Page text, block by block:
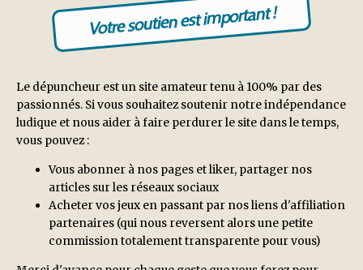
Votre soutien est important !
Le dépuncheur est un site amateur tenu à 100% par des
passionnés. Si vous souhaitez soutenir notre indépendance
ludique et nous aider à faire perdurer le site dans le temps,
vous pouvez :
Vous abonner à nos pages et liker, partager nos
articles sur les réseaux sociaux
Acheter vos jeux en passant par nos liens d'affiliation
partenaires (qui nous reversent alors une petite
commission totalement transparente pour vous)